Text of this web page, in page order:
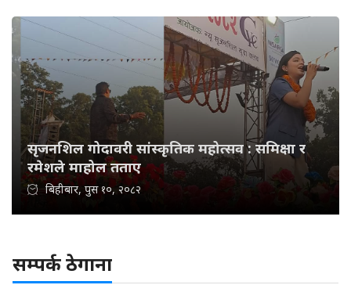
सृजनशिल गोदावरी सांस्कृतिक महोत्सव : समिक्षा र
रमेशले माहोल तताए
बिहीबार, पुस १०, २०८२
सम्पर्क ठेगाना